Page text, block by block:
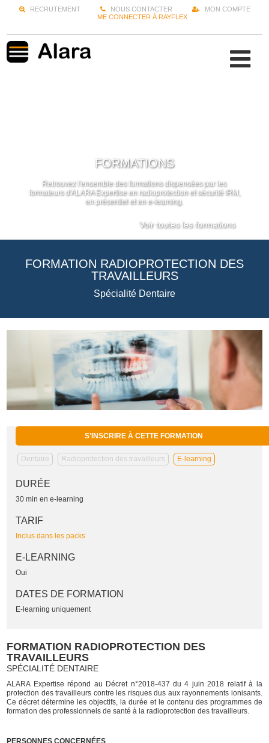
RECRUTEMENT NOUS CONTACTER
MON COMPTE
ME CONNECTER À RAYFLEX
FORMATIONS
Retrouvez l'ensemble des formations dispensées par les
formateurs d'ALARA Expertise en radioprotection et sécurité IRM,
en présentiel et en e-learning.
Voir toutes les formations
FORMATION RADIOPROTECTION DES
TRAVAILLEURS
Spécialité Dentaire
S'INSCRIRE À CETTE FORMATION
Dentaire Radioprotection des travailleurs E-learning
DURÉE
30 min en e-learning
TARIF
Inclus dans les packs
E-LEARNING
Oui
DATES DE FORMATION
E-learning uniquement
FORMATION RADIOPROTECTION DES
TRAVAILLEURS
SPÉCIALITÉ DENTAIRE
ALARA Expertise répond au Décret n°2018-437 du 4 juin 2018 relatif à la
protection des travailleurs contre les risques dus aux rayonnements ionisants.
Ce décret détermine les objectifs, la durée et le contenu des programmes de
formation des professionnels de santé à la radioprotection des travailleurs.
PERSONNES CONCERNÉES